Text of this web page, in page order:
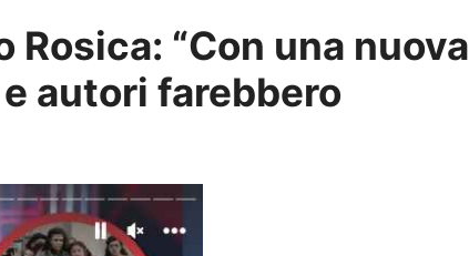
“Con una nuova
autori farebbero